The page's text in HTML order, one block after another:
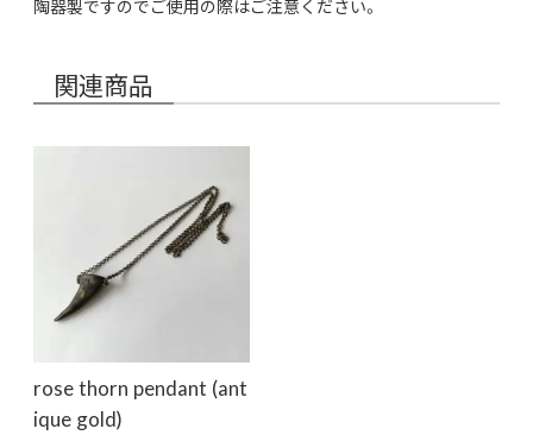
陶器製ですのでご使用の際はご注意ください。
関連商品
rose thorn pendant (ant
ique gold)